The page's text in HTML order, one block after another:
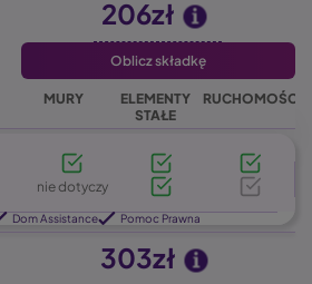
MURY
ELEMENTY
STAŁE
RUCHOMOŚCI
nie dotyczy
Dom Assistance Pomoc Prawna
206zł
Oblicz składkę
303zł